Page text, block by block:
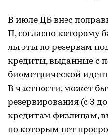
В июле ЦБ внес
П, согласно которому
льготы по резервам
кредиты, выданные с
биометрической
В частности, может
резервирования (с 3
кредитам физлицам,
по которым нет